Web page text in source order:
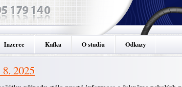
Inzerce Kafka O studiu Odkazy
8. 2025